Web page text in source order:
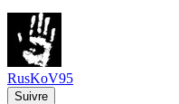
RusKoV95
Suivre